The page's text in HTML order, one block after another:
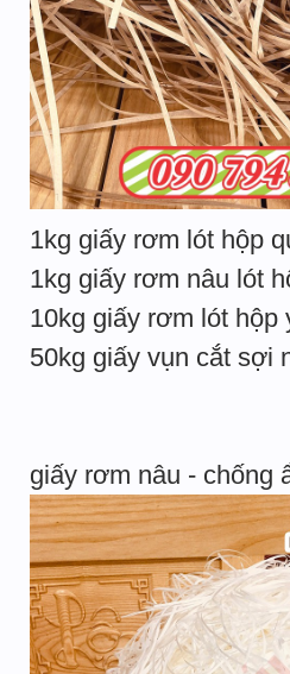
1kg giấy rơm lót hộp
1kg giấy rơm nâu lót
10kg giấy rơm lót hộp
50kg giấy vụn cắt sợi
giấy rơm nâu - chống